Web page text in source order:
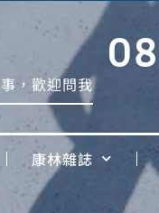
，歡迎問我
康林雜誌